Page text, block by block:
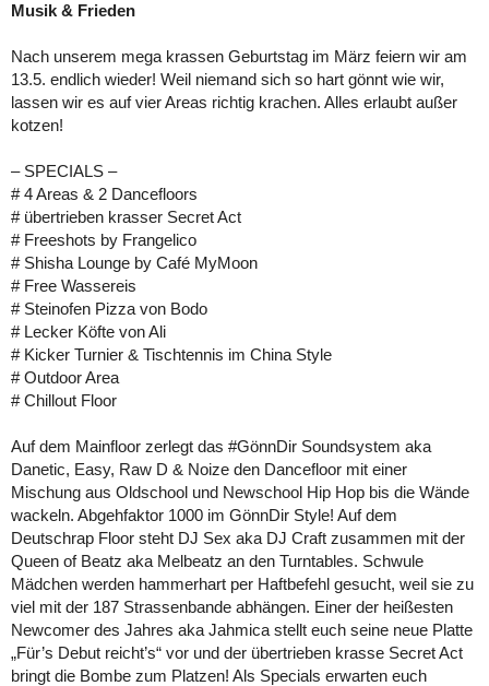
Musik & Frieden
Nach unserem mega krassen Geburtstag im März feiern wir am
13.5. endlich wieder! Weil niemand sich so hart gönnt wie wir,
lassen wir es auf vier Areas richtig krachen. Alles erlaubt außer
kotzen!
– SPECIALS –
# 4 Areas & 2 Dancefloors
# übertrieben krasser Secret Act
# Freeshots by Frangelico
# Shisha Lounge by Café MyMoon
# Free Wassereis
# Steinofen Pizza von Bodo
# Lecker Köfte von Ali
# Kicker Turnier & Tischtennis im China Style
# Outdoor Area
# Chillout Floor
Auf dem Mainfloor zerlegt das #GönnDir Soundsystem aka
Danetic, Easy, Raw D & Noize den Dancefloor mit einer
Mischung aus Oldschool und Newschool Hip Hop bis die Wände
wackeln. Abgehfaktor 1000 im GönnDir Style! Auf dem
Deutschrap Floor steht DJ Sex aka DJ Craft zusammen mit der
Queen of Beatz aka Melbeatz an den Turntables. Schwule
Mädchen werden hammerhart per Haftbefehl gesucht, weil sie zu
viel mit der 187 Strassenbande abhängen. Einer der heißesten
Newcomer des Jahres aka Jahmica stellt euch seine neue Platte
„Für’s Debut reicht’s“ vor und der übertrieben krasse Secret Act
bringt die Bombe zum Platzen! Als Specials erwarten euch